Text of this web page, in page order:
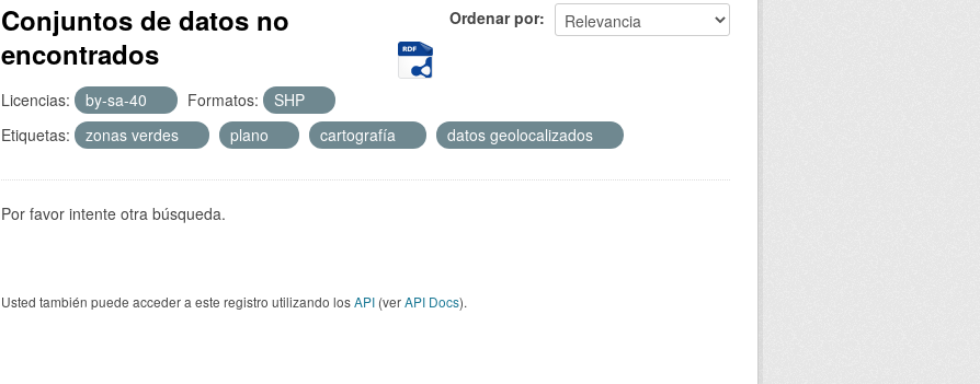
Ordenar por
Conjuntos de datos no
encontrados
Licencias: by-sa-40 Formatos:
SHP
Etiquetas:
zonas verdes plano cartografía datos geolocalizados
Por favor intente otra búsqueda.
Usted también puede acceder a este registro utilizando losAPI (verAPI Docs).